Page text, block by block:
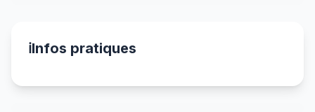
ℹ️Infos pratiques